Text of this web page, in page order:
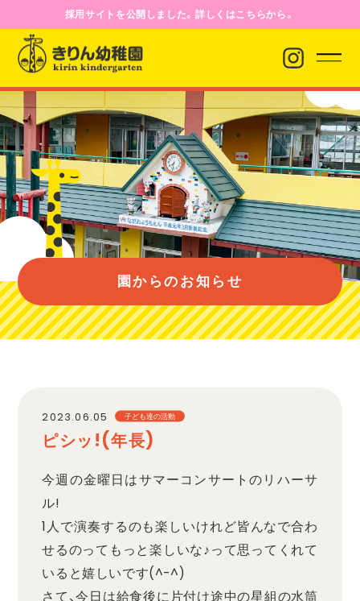
採用サイトを公開しました。詳しくはこちらから。
園からのお知らせ
園について
園のようす
バス経路
プライバシーポリシー
園からのお知らせ
2023.06.05 子ども達の活動
ピシッ!(年長)
今週の金曜日はサマーコンサートのリハーサ
ル!
1人で演奏するのも楽しいけれど皆んなで合わ
せるのってもっと楽しいな♪って思ってくれて
いると嬉しいです(^-^)
さて、今日は給食後に片付け途中の星組の水筒